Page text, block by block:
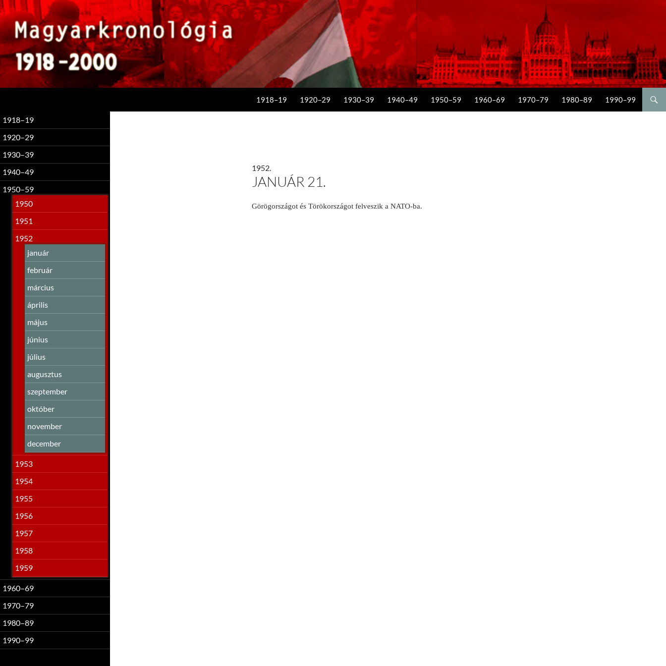
1918–19 1920–29 1930–39 1940–49 1950–59 1960–69 1970–79 1980–89 1990–99
1952.
JANUÁR 21.
Görögországot és Törökországot felveszik a NATO-ba.
1918–19
1920–29
1930–39
1940–49
1950–59
1950
1951
1952
január
február
március
április
május
június
július
augusztus
szeptember
október
november
december
1953
1954
1955
1956
1957
1958
1959
1960–69
1970–79
1980–89
1990–99